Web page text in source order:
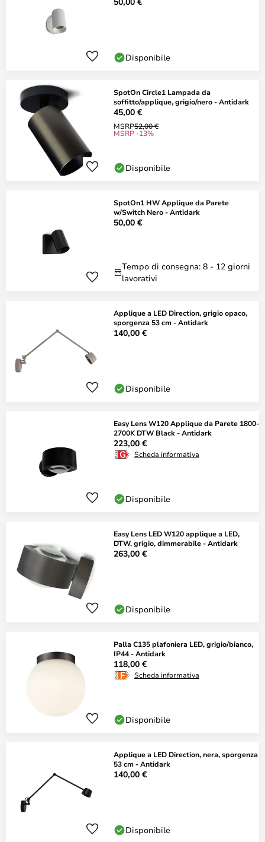
Disponibile
SpotOn Circle1 Lampada da
soffitto/applique, grigio/nero - Antidark
45,00 €
MSRP52,00 €
MSRP -13%
Disponibile
SpotOn1 HW Applique da Parete
w/Switch Nero - Antidark
50,00 €
Tempo di consegna: 8 - 12 giorni
lavorativi
Applique a LED Direction, grigio opaco,
sporgenza 53 cm - Antidark
140,00 €
Disponibile
Easy Lens W120 Applique da Parete 1800-
2700K DTW Black - Antidark
223,00 €
Scheda informativa
Disponibile
Easy Lens LED W120 applique a LED,
DTW, grigio, dimmerabile - Antidark
263,00 €
Disponibile
Palla C135 plafoniera LED, grigio/bianco,
IP44 - Antidark
118,00 €
Scheda informativa
Disponibile
Applique a LED Direction, nera, sporgenza
53 cm - Antidark
140,00 €
Disponibile